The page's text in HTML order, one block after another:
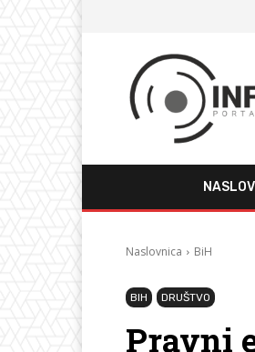
Naslovnica BiH
BIH DRUŠTVO
Pravni